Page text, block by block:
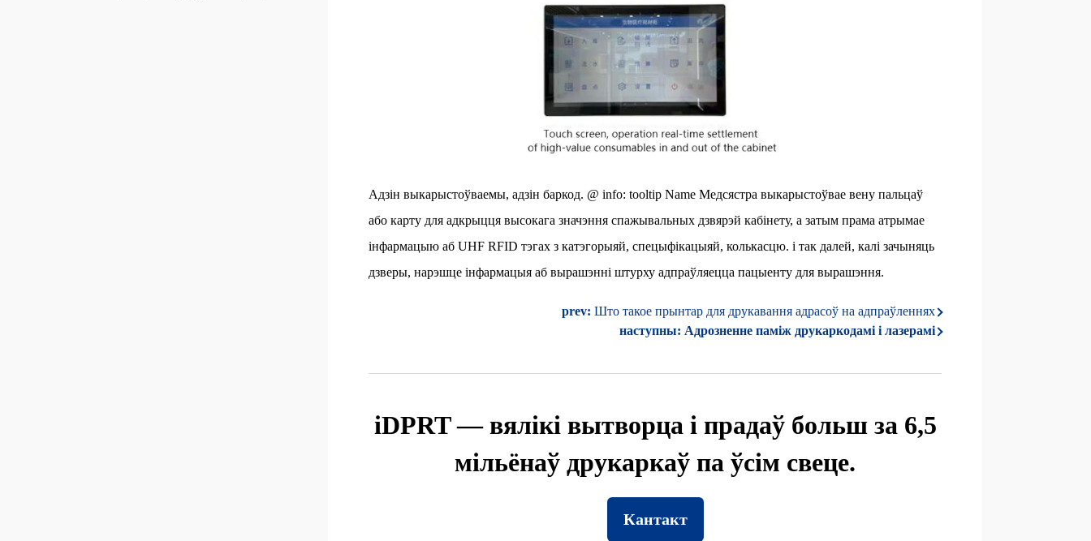
Адзін выкарыстоўваемы, адзін баркод. @ info: tooltip Name Медсястра выкарыстоўвае вену пальцаў
або карту для адкрыцця высокага значэння спажывальных дзвярэй кабінету, а затым прама атрымае
інфармацыю аб UHF RFID тэгах з катэгорыяй, спецыфікацыяй, колькасцю. і так далей, калі зачыняць
дзверы, нарэшце інфармацыя аб вырашэнні штурху адпраўляецца пацыенту для вырашэння.
prev: Што такое прынтар для друкавання адрасоў на адпраўленнях
наступны: Адрозненне паміж друкаркодамі і лазерамі
iDPRT — вялікі вытворца і прадаў больш за 6,5
мільёнаў друкаркаў па ўсім свеце.
Кантакт